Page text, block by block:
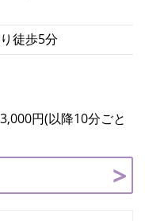
徒歩5分
円(以降10分ごと